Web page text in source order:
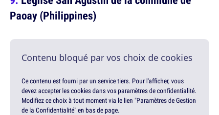
Paoay (Philippines)
Contenu bloqué par vos choix de cookies
Ce contenu est fourni par un service tiers. Pour l'afficher, vous
devez accepter les cookies dans vos paramètres de confidentialité.
Modifiez ce choix à tout moment via le lien "Paramètres de Gestion
de la Confidentialité" en bas de page.